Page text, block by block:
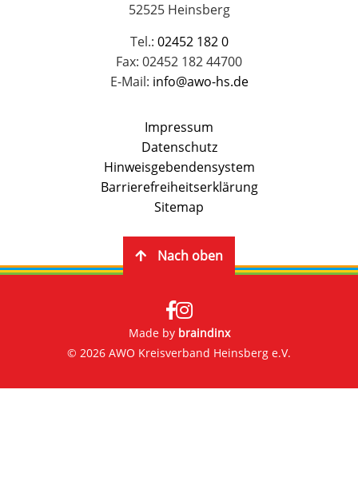
52525 Heinsberg
Tel.: 02452 182 0
Fax: 02452 182 44700
E-Mail: info@awo-hs.de
Impressum
Datenschutz
Hinweisgebendensystem
Barrierefreiheitserklärung
Sitemap
Nach oben
© 2026 AWO Kreisverband Heinsberg e.V.
Made by braindinx